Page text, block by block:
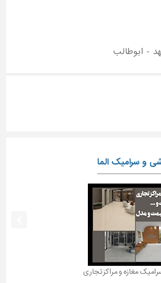
- ابوطالب
و سرامیک الما
مغازه و مراکز تجاری